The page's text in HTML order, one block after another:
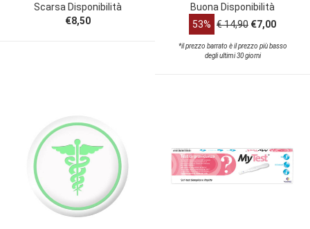
Scarsa Disponibilità
€8,50
Buona Disponibilità
53% € 14,90 €7,00
*il prezzo barrato è il prezzo più basso
degli ultimi 30 giorni